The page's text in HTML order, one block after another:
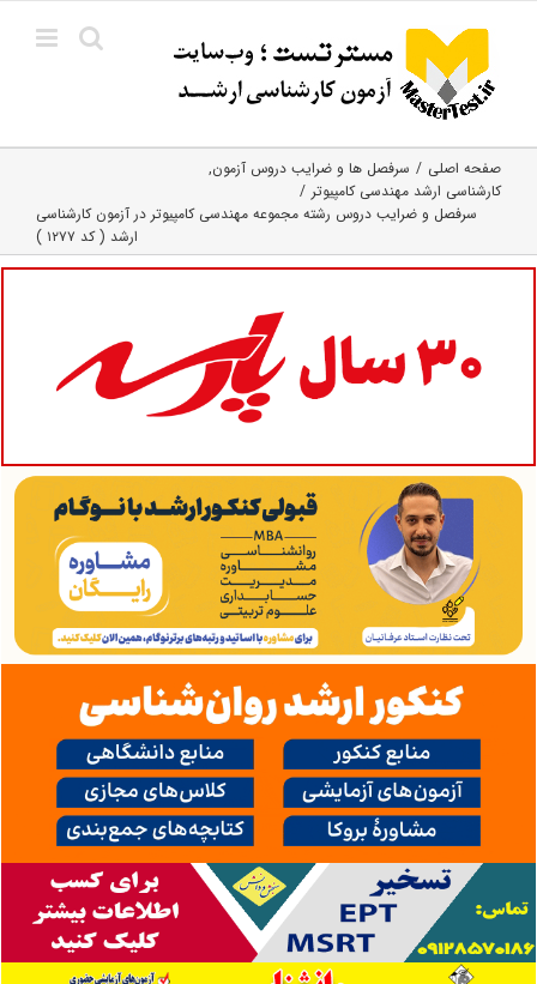
content
صفحه اصلی
سرفصل ها و ضرایب دروس آزمون
کارشناسی ارشد مهندسی کامپیوتر
سرفصل و ضرایب دروس رشته مجموعه مهندسی کامپیوتر در آزمون کارشناسی
ارشد ( کد ۱۲۷۷ )